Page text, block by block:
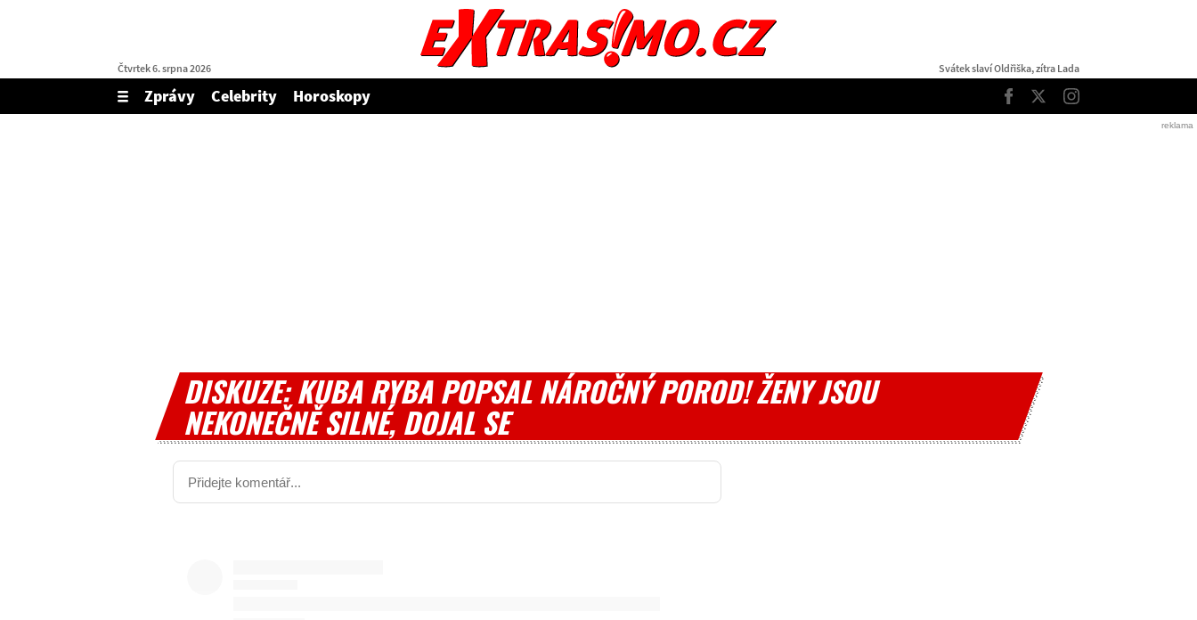
Čtvrtek 6. srpna 2026 Svátek slaví Oldřiška, zítra Lada
Zobrazit/skrýt
menu
Zprávy Celebrity
Horoskopy
Facebook
TwitterInstagram
DISKUZE: KUBA RYBA POPSAL NÁROČNÝ POROD! ŽENY JSOU
NEKONEČNĚ SILNÉ, DOJAL SE